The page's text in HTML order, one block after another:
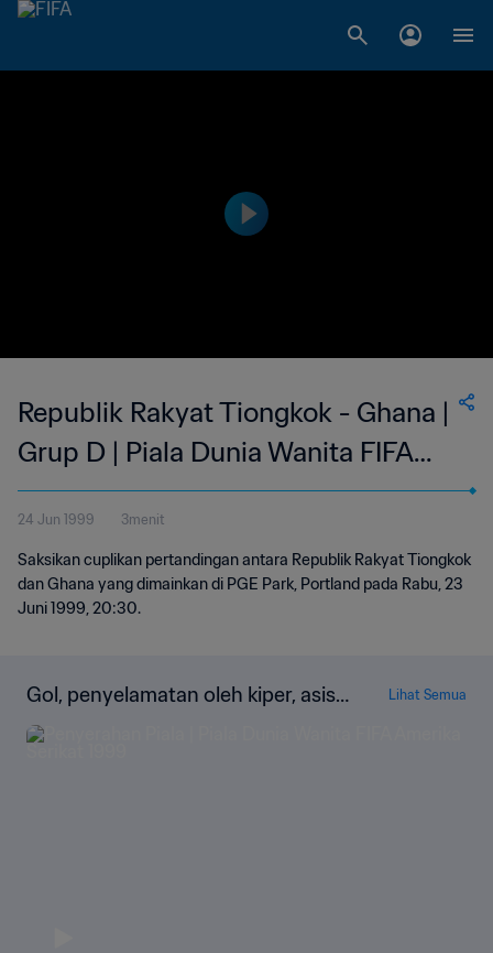
Republik Rakyat Tiongkok - Ghana |
Grup D | Piala Dunia Wanita FIFA
Amerika Serikat 1999 | Cuplikan
Pertandingan
24 Jun 1999 3menit
Saksikan cuplikan pertandingan antara Republik Rakyat Tiongkok
dan Ghana yang dimainkan di PGE Park, Portland pada Rabu, 23
Juni 1999, 20:30.
Gol, penyelamatan oleh kiper, asis,
dan lainnya!
Lihat Semua